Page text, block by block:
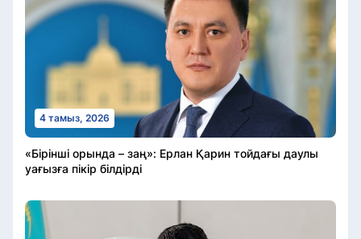
4 тамыз, 2026
«Бірінші орында – заң»: Ерлан Қарин тойдағы даулы
уағызға пікір білдірді